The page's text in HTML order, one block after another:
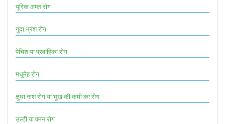
यूरिक अम्ल रोग
गुदा भ्रंश रोग
पेचिश या प्रवाहिका रोग
मधुमेह रोग
क्षुधा नाश रोग या भूख की कमी का रोग
उल्टी या वमन रोग